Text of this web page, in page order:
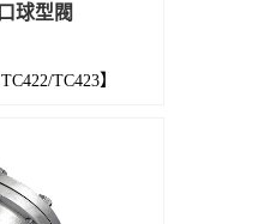
球型閥
TC423】